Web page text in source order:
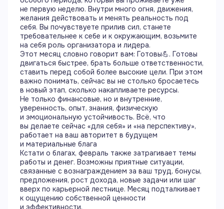
не первую неделю. Внутри много огня, движения,
желания действовать и менять реальность под
себя. Вы почувствуете прилив сил, станете
требовательнее к себе и к окружающим, возьмите
на себя роль организатора и лидера.
Этот месяц словно говорит вам: Готовы💪. Готовы
двигаться быстрее, брать больше ответственности,
ставить перед собой более высокие цели. При этом
важно понимать, сейчас вы не столько бросаетесь
в новый этап, сколько накапливаете ресурсы.
Не только финансовые, но и внутренние,
уверенность, опыт, знания, физическую
и эмоциональную устойчивость. Всё, что
вы делаете сейчас «для себя» и «на перспективу»,
работает на ваш авторитет в будущем
и материальные блага
Кстати о благах, февраль также затрагивает темы
работы и денег. Возможны приятные ситуации,
связанные с вознаграждением за ваш труд, бонусы,
предложения, рост дохода, новые задачи или шаг
вверх по карьерной лестнице. Месяц подталкивает
к ощущению собственной ценности
и эффективности.